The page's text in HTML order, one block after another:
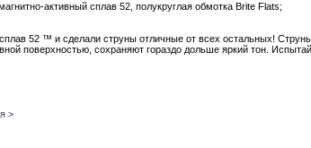
активный сплав 52, полукруглая обмотка Brite Flats;
52 ™ и сделали струны ​​отличные от всех остальных!
поверхностью, сохраняют гораздо дольше яркий тон.
>